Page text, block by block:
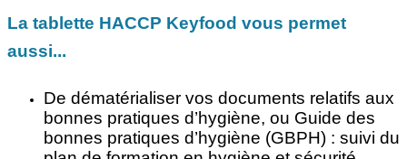
La tablette HACCP Keyfood vous permet
aussi...
De dématérialiser vos documents relatifs aux
bonnes pratiques d’hygiène, ou Guide des
bonnes pratiques d’hygiène (GBPH) : suivi du